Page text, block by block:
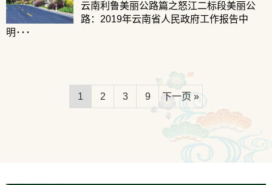
云南利鲁美丽公路篇之怒江二标段美丽公
路：2019年云南省人民政府工作报告中
明･･･
1 2 3 9 下一页 »